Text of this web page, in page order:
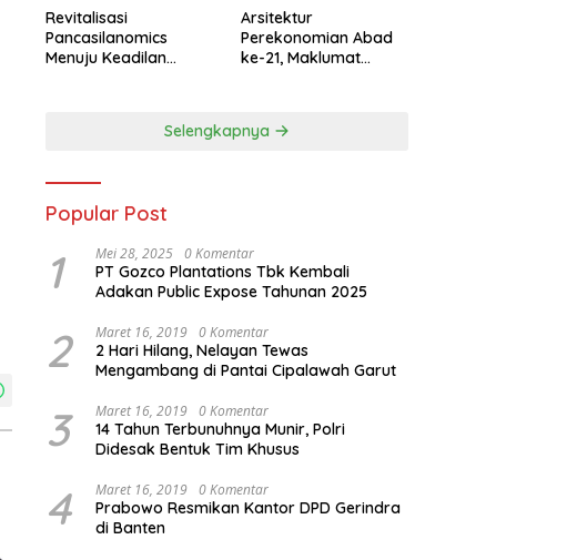
Revitalisasi
Pancasilanomics
Menuju Keadilan
Arsitektur
Perekonomian Abad
ke-21, Maklumat
Selengkapnya
Popular Post
1 Mei 28, 2025 0 Komentar
PT Gozco Plantations Tbk Kembali
Adakan Public Expose Tahunan 2025
2 Maret 16, 2019 0 Komentar
2 Hari Hilang, Nelayan Tewas
Mengambang di Pantai Cipalawah Garut
3 Maret 16, 2019 0 Komentar
14 Tahun Terbunuhnya Munir, Polri
Didesak Bentuk Tim Khusus
4 Maret 16, 2019 0 Komentar
Prabowo Resmikan Kantor DPD Gerindra
di Banten